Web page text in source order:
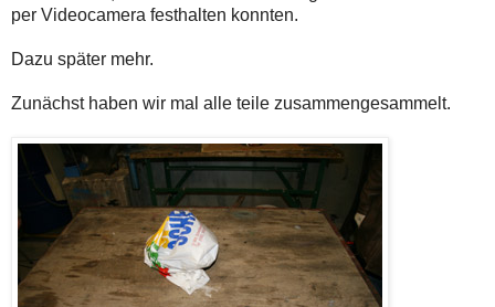
per Videocamera festhalten konnten.
Dazu später mehr.
Zunächst haben wir mal alle teile zusammengesammelt.